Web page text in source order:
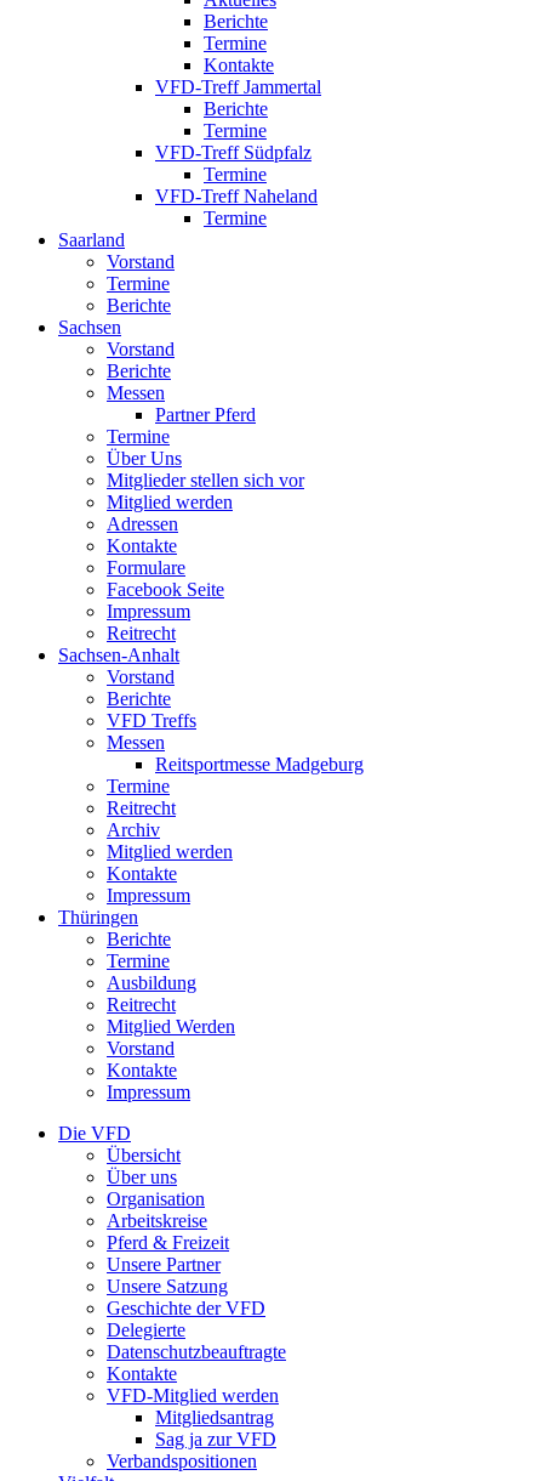
Berichte
Termine
Kontakte
VFD-Treff Jammertal
Berichte
Termine
VFD-Treff Südpfalz
Termine
VFD-Treff Naheland
Termine
Saarland
Vorstand
Termine
Berichte
Sachsen
Vorstand
Berichte
Messen
Partner Pferd
Termine
Über Uns
Mitglieder stellen sich vor
Mitglied werden
Adressen
Kontakte
Formulare
Facebook Seite
Impressum
Reitrecht
Sachsen-Anhalt
Vorstand
Berichte
VFD Treffs
Messen
Reitsportmesse Madgeburg
Termine
Reitrecht
Archiv
Mitglied werden
Kontakte
Impressum
Thüringen
Berichte
Termine
Ausbildung
Reitrecht
Mitglied Werden
Vorstand
Kontakte
Impressum
Die VFD
Übersicht
Über uns
Organisation
Arbeitskreise
Pferd & Freizeit
Unsere Partner
Unsere Satzung
Geschichte der VFD
Delegierte
Datenschutzbeauftragte
Kontakte
VFD-Mitglied werden
Mitgliedsantrag
Sag ja zur VFD
Verbandspositionen